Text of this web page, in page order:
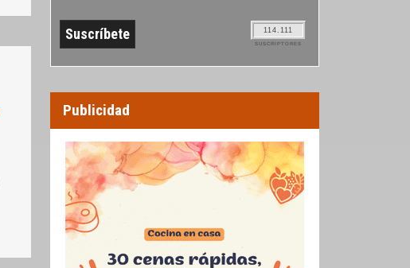
114.111
SUSCRIPTORES
Publicidad